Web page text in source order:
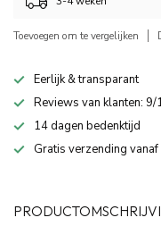
Toevoegen om te vergelijken
Eerlijk & transparant
Reviews van klanten: 9/
14 dagen bedenktijd
Gratis verzending